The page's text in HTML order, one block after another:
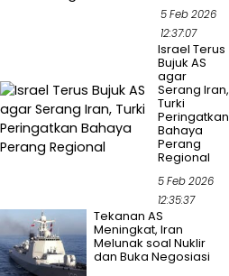
5 Feb 2026
12:37:07
Israel Terus
Bujuk AS
agar
Serang Iran,
Turki
Peringatkan
Bahaya
Perang
Regional
5 Feb 2026
12:35:37
Tekanan AS
Meningkat, Iran
Melunak soal Nuklir
dan Buka Negosiasi